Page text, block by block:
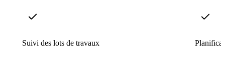
Suivi des lots de travaux